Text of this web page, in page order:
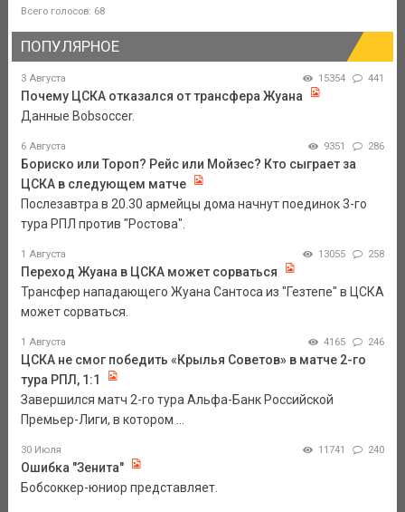
Всего голосов: 68
ПОПУЛЯРНОЕ
3 Августа 15354 441
Почему ЦСКА отказался от трансфера Жуана
Данные Bobsoccer.
6 Августа 9351 286
Бориско или Тороп? Рейс или Мойзес? Кто сыграет за
ЦСКА в следующем матче
Послезавтра в 20.30 армейцы дома начнут поединок 3-го
тура РПЛ против "Ростова".
1 Августа 13055 258
Переход Жуана в ЦСКА может сорваться
Трансфер нападающего Жуана Сантоса из "Гезтепе" в ЦСКА
может сорваться.
1 Августа 4165 246
ЦСКА не смог победить «Крылья Советов» в матче 2-го
тура РПЛ, 1:1
Завершился матч 2-го тура Альфа-Банк Российской
Премьер-Лиги, в котором ...
30 Июля 11741 240
Ошибка "Зенита"
Бобсоккер-юниор представляет.